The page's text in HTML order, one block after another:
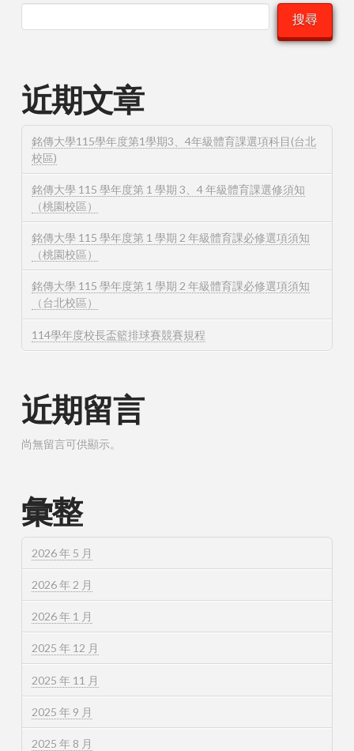
搜尋
近期文章
銘傳大學115學年度第1學期3、4年級體育課選項科目(台北
校區)
銘傳大學 115 學年度第 1 學期 3、4 年級體育課選修須知
（桃園校區）
銘傳大學 115 學年度第 1 學期 2 年級體育課必修選項須知
（桃園校區）
銘傳大學 115 學年度第 1 學期 2 年級體育課必修選項須知
（台北校區）
114學年度校長盃籃排球賽競賽規程
近期留言
尚無留言可供顯示。
彙整
2026 年 5 月
2026 年 2 月
2026 年 1 月
2025 年 12 月
2025 年 11 月
2025 年 9 月
2025 年 8 月